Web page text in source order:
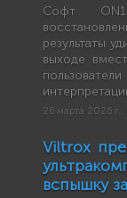
Софт
результаты
выходе
26 марта 2026 г.,
Viltrox
вспышку